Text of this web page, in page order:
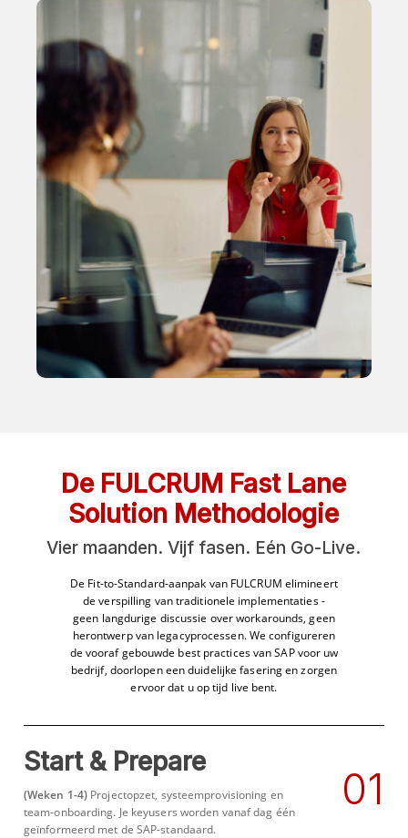
De FULCRUM Fast Lane
Solution Methodologie
Vier maanden. Vijf fasen. Eén Go-Live.
De Fit-to-Standard-aanpak van FULCRUM elimineert
de verspilling van traditionele implementaties -
geen langdurige discussie over workarounds, geen
herontwerp van legacyprocessen. We configureren
de vooraf gebouwde best practices van SAP voor uw
bedrijf, doorlopen een duidelijke fasering en zorgen
ervoor dat u op tijd live bent.
Start & Prepare
(Weken 1-4) Projectopzet, systeemprovisioning en
team-onboarding. Je keyusers worden vanaf dag één
geïnformeerd met de SAP-standaard.
01